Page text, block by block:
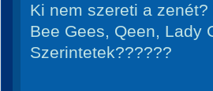
Ki nem szereti a
Bee Gees, Qeen, Lady
Szerintetek??????